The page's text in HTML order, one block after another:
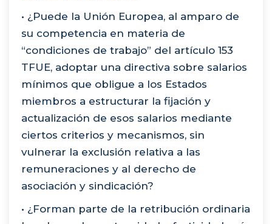
• ¿Puede la Unión Europea, al amparo de
su competencia en materia de
“condiciones de trabajo” del artículo 153
TFUE, adoptar una directiva sobre salarios
mínimos que obligue a los Estados
miembros a estructurar la fijación y
actualización de esos salarios mediante
ciertos criterios y mecanismos, sin
vulnerar la exclusión relativa a las
remuneraciones y al derecho de
asociación y sindicación?
• ¿Forman parte de la retribución ordinaria